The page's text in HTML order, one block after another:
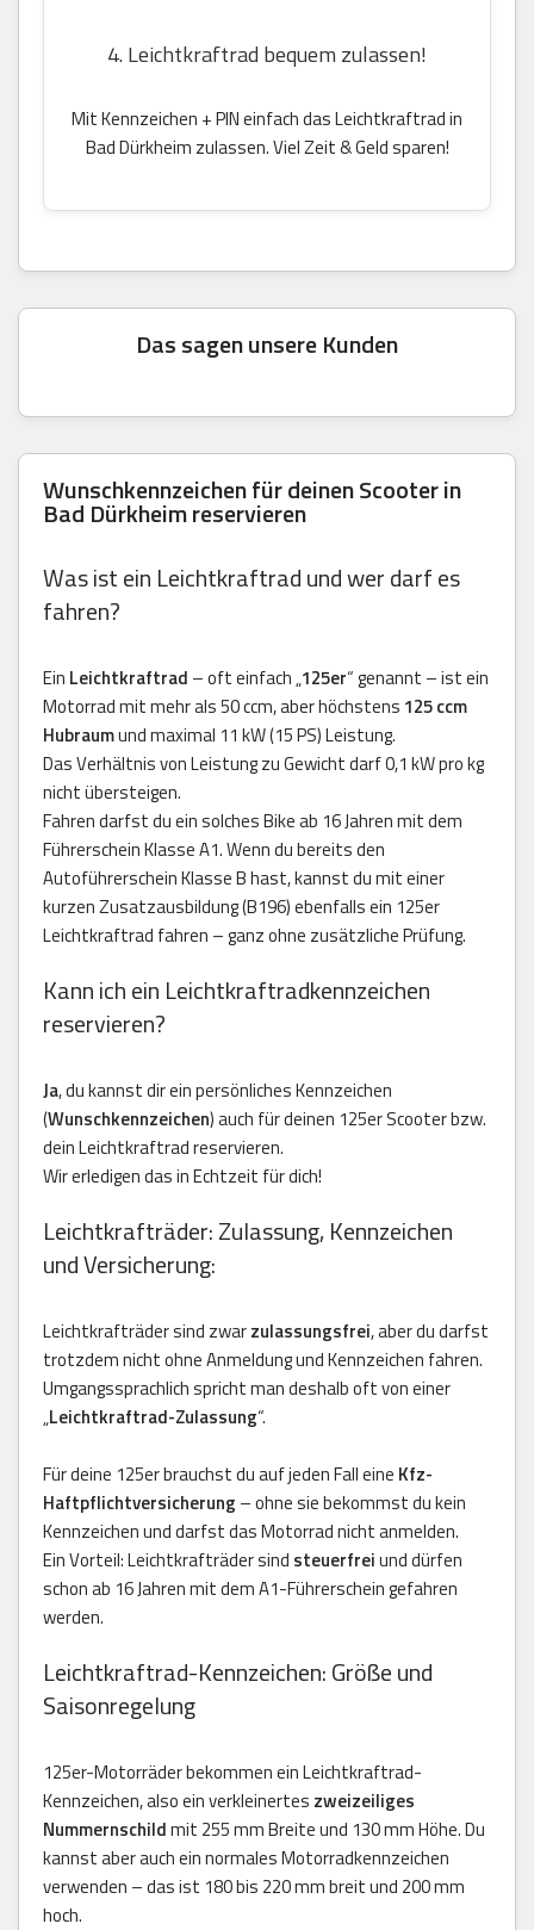
4. Leichtkraftrad bequem zulassen!
Mit Kennzeichen + PIN einfach das Leichtkraftrad in
Bad Dürkheim zulassen. Viel Zeit & Geld sparen!
Das sagen unsere Kunden
Wunschkennzeichen für deinen Scooter in
Bad Dürkheim reservieren
Was ist ein Leichtkraftrad und wer darf es
fahren?
Ein Leichtkraftrad – oft einfach „125er“ genannt – ist ein
Motorrad mit mehr als 50 ccm, aber höchstens 125 ccm
Hubraumund maximal 11 kW (15 PS) Leistung.
Das Verhältnis von Leistung zu Gewicht darf 0,1 kW pro kg
nicht übersteigen.
Fahren darfst du ein solches Bike ab 16 Jahren mit dem
Führerschein Klasse A1. Wenn du bereits den
Autoführerschein Klasse B hast, kannst du mit einer
kurzen Zusatzausbildung (B196) ebenfalls ein 125er
Leichtkraftrad fahren – ganz ohne zusätzliche Prüfung.
Kann ich ein Leichtkraftradkennzeichen
reservieren?
Ja, du kannst dir ein persönliches Kennzeichen
(Wunschkennzeichen) auch für deinen 125er Scooter bzw.
dein Leichtkraftrad reservieren.
Wir erledigen das in Echtzeit für dich!
Leichtkrafträder: Zulassung, Kennzeichen
und Versicherung:
Leichtkrafträder sind zwarzulassungsfrei, aber du darfst
trotzdem nicht ohne Anmeldung und Kennzeichen fahren.
Umgangssprachlich spricht man deshalb oft von einer
„Leichtkraftrad-Zulassung“.
Für deine 125er brauchst du auf jeden Fall eine Kfz-
Haftpflichtversicherung – ohne sie bekommst du kein
Kennzeichen und darfst das Motorrad nicht anmelden.
Ein Vorteil: Leichtkrafträder sind steuerfreiund dürfen
schon ab 16 Jahren mit dem A1-Führerschein gefahren
werden.
Leichtkraftrad-Kennzeichen: Größe und
Saisonregelung
125er-Motorräder bekommen ein Leichtkraftrad-
Kennzeichen, also ein verkleinertes zweizeiliges
Nummernschildmit 255 mm Breite und 130 mm Höhe. Du
kannst aber auch ein normales Motorradkennzeichen
verwenden – das ist 180 bis 220 mm breit und 200 mm
hoch.